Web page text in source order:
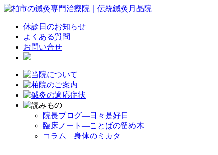
休診日のお知らせ
よくある質問
お問い合せ
院長ブログ―日々是好日
臨床ノート―ことばの留め木
コラム―身体のミカタ